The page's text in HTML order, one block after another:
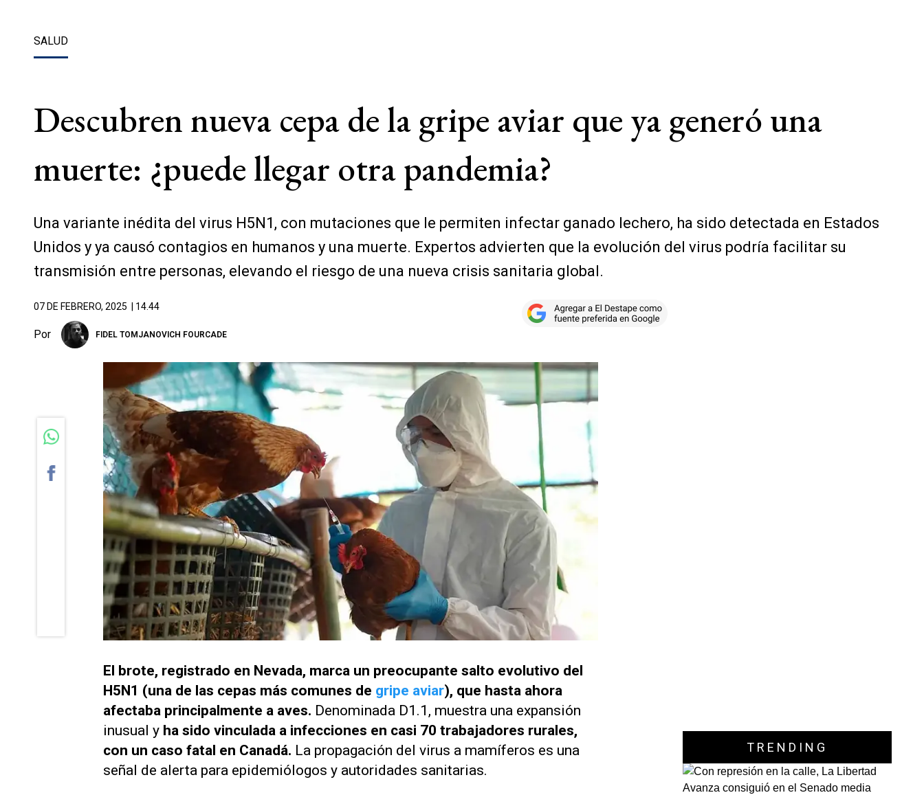
SALUD
Descubren nueva cepa de la gripe aviar que ya generó una
muerte: ¿puede llegar otra pandemia?
Una variante inédita del virus H5N1, con mutaciones que le permiten infectar ganado lechero, ha sido detectada en Estados
Unidos y ya causó contagios en humanos y una muerte. Expertos advierten que la evolución del virus podría facilitar su
transmisión entre personas, elevando el riesgo de una nueva crisis sanitaria global.
07 DE FEBRERO, 2025 | 14.44
Por FIDEL TOMJANOVICH FOURCADE
El brote, registrado en Nevada, marca un preocupante salto evolutivo del
H5N1 (una de las cepas más comunes de gripe aviar), que hasta ahora
afectaba principalmente a aves. Denominada D1.1, muestra una expansión
inusual y ha sido vinculada a infecciones en casi 70 trabajadores rurales,
con un caso fatal en Canadá. La propagación del virus a mamíferos es una
señal de alerta para epidemiólogos y autoridades sanitarias.
TRENDING